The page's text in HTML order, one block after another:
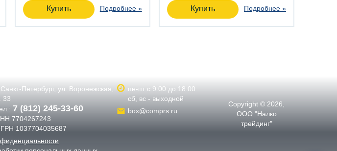
Купить Подробнее » Купить Подробнее »
Санкт-Петербург, ул. Воронежская,
33
7 (812) 245-33-60
7704267243
1037704035687
пн-пт с 9.00 до 18.00
сб, вс - выходной
box@comprs.ru
Copyright © 2026,
ООО "Налко
трейдинг"